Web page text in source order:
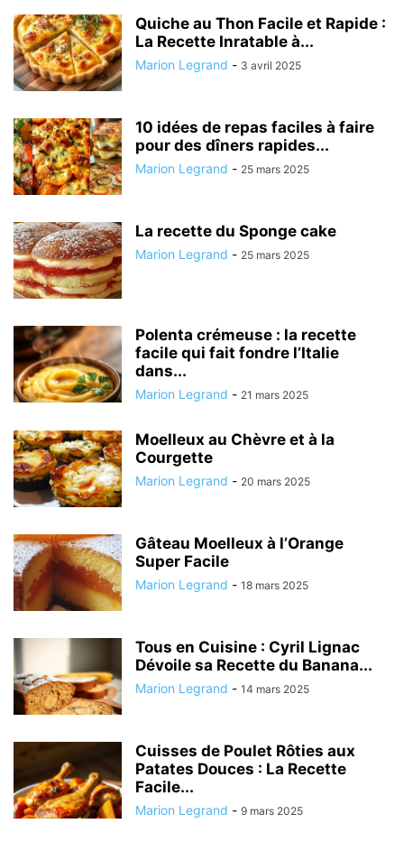
Quiche au Thon Facile et Rapide :
La Recette Inratable à...
Marion Legrand - 3 avril 2025
10 idées de repas faciles à faire
pour des dîners rapides...
Marion Legrand - 25 mars 2025
La recette du Sponge cake
Marion Legrand - 25 mars 2025
Polenta crémeuse : la recette
facile qui fait fondre l’Italie
dans...
Marion Legrand - 21 mars 2025
Moelleux au Chèvre et à la
Courgette
Marion Legrand - 20 mars 2025
Gâteau Moelleux à l’Orange
Super Facile
Marion Legrand - 18 mars 2025
Tous en Cuisine : Cyril Lignac
Dévoile sa Recette du Banana...
Marion Legrand - 14 mars 2025
Cuisses de Poulet Rôties aux
Patates Douces : La Recette
Facile...
Marion Legrand - 9 mars 2025